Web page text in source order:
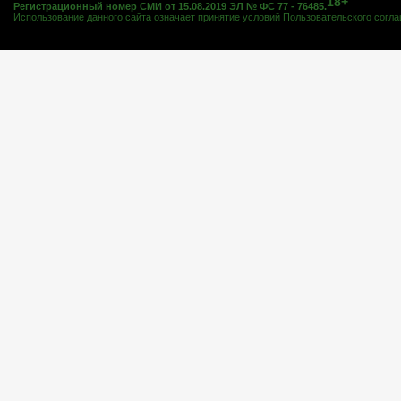
Регистрационный номер СМИ от 15.08.2019 ЭЛ № ФС 77 - 76485.
Использование данного сайта означает принятие условий Пользовательского